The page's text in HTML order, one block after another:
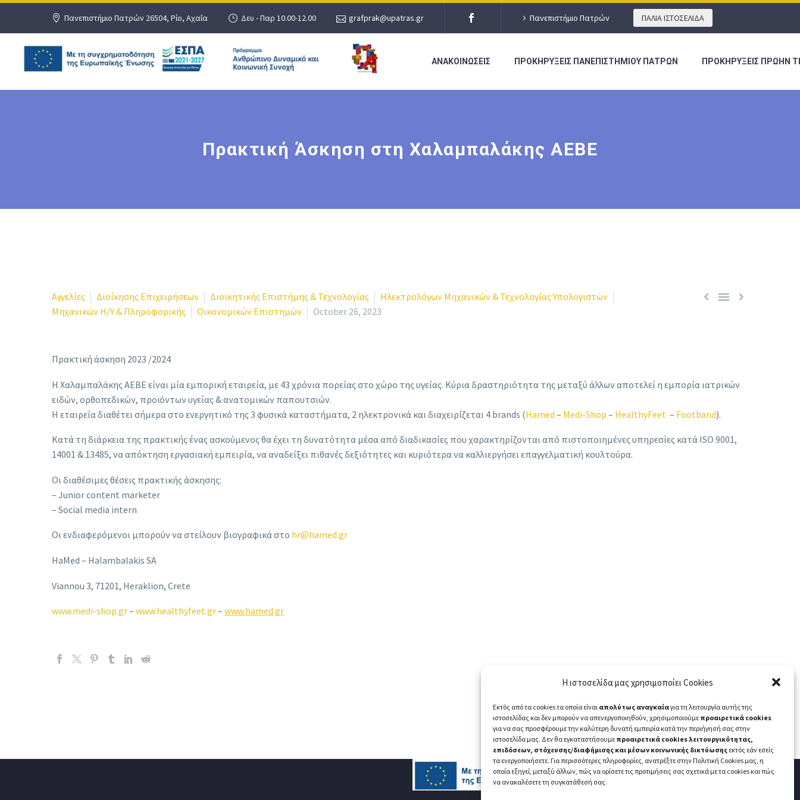
Η ιστοσελίδα μας χρησιμοποίει Cookies
Εκτός από τα cookies τα οποία είναι απολύτως αναγκαίαγια τη λειτουργία αυτής της
ιστοσελίδας και δεν μπορούν να απενεργοποιηθούν, χρησιμοποιούμε προαιρετικά cookies
για να σας προσφέρουμε την καλύτερη δυνατή εμπειρία κατά την περιήγησή σας στην
ιστοσελίδα μας. Δεν θα εγκαταστήσουμε προαιρετικά cookies λειτουργικότητας,
επιδόσεων, στόχευσης/διαφήμισης και μέσων κοινωνικής δικτύωσης εκτός εάν εσείς
τα ενεργοποιήσετε. Για περισσότερες πληροφορίες, ανατρέξτε στην Πολιτική Cookies μας, η
οποία εξηγεί, μεταξύ άλλων, πώς να ορίσετε τις προτιμήσεις σας σχετικά με τα cookies και πώς
να ανακαλέσετε τη συγκατάθεσή σας.
Πανεπιστήμιο Πατρών 26504, Ρίο, Αχαΐα Δευ - Παρ 10.00-12.00 grafprak@upatras.gr Πανεπιστήμιο Πατρών ΠΑΛΙΑ ΙΣΤΟΣΕΛΙΔΑ
ΑΝΑΚΟΙΝΩΣΕΙΣ ΠΡΟΚΗΡΥΞΕΙΣ ΠΑΝΕΠΙΣΤΗΜΙΟΥ ΠΑΤΡΩΝ ΠΡΟΚΗΡΥΞΕΙΣ ΠΡΩΗΝ
Πρακτική Άσκηση στη Χαλαμπαλάκης ΑΕΒΕ
  
Αγγελίες Διοίκησης Επιχειρήσεων Διοικητικής Επιστήμης & Τεχνολογίας
Ηλεκτρολόγων Μηχανικών & Τεχνολογίας Υπολογιστών
Μηχανικών Η/Υ & Πληροφορικής
Οικονομικών Επιστημών October 26, 2023
Πρακτική άσκηση 2023 /2024
Η Χαλαμπαλάκης ΑΕΒΕ είναι μία εμπορική εταιρεία, με 43 χρόνια πορείας στο χώρο της υγείας. Κύρια δραστηριότητα της μεταξύ άλλων αποτελεί η εμπορία ιατρικών
ειδών, ορθοπεδικών, προϊόντων υγείας & ανατομικών παπουτσιών.
Η εταιρεία διαθέτει σήμερα στο ενεργητικό της 3 φυσικά καταστήματα, 2 ηλεκτρονικά και διαχειρίζεται 4 brands (Hamed – Medi-Shop – HealthyFeet – Footband).
Κατά τη διάρκεια της πρακτικής ένας ασκούμενος θα έχει τη δυνατότητα μέσα από διαδικασίες που χαρακτηρίζονται από πιστοποιημένες υπηρεσίες κατά ISO 9001,
14001 & 13485, να απόκτηση εργασιακή εμπειρία, να αναδείξει πιθανές δεξιότητες και κυριότερα να καλλιεργήσει επαγγελματική κουλτούρα.
Οι διαθέσιμες θέσεις πρακτικής άσκησης:
– Junior content marketer
– Social media intern
Οι ενδιαφερόμενοι μπορούν να στείλουν βιογραφικά στο hr@hamed.gr
HaMed – Halambalakis SA
Viannou 3, 71201, Heraklion, Crete
www.medi-shop.gr– www.healthyfeet.gr– www.hamed.gr